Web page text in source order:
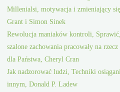
Millenialsi, motywacja i zmieniający
Grant i Simon Sinek
Rewolucja maniaków kontroli,
szalone zachowania pracowały na
dla Państwa, Cheryl Cran
Jak nadzorować ludzi, Techniki
innym, Donald P. Ladew